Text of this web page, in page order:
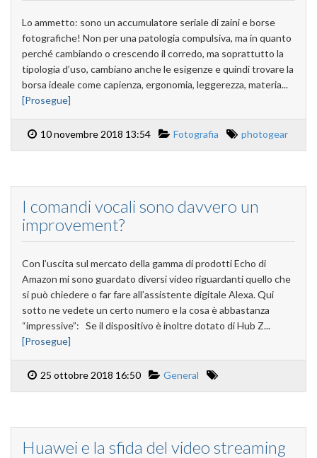
Lo ammetto: sono un accumulatore seriale di zaini e borse
fotografiche! Non per una patologia compulsiva, ma in quanto
perché cambiando o crescendo il corredo, ma soprattutto la
tipologia d’uso, cambiano anche le esigenze e quindi trovare la
borsa ideale come capienza, ergonomia, leggerezza, materia...
[Prosegue]
10 novembre 2018 13:54 Fotografia photogear
I comandi vocali sono davvero un
improvement?
Con l’uscita sul mercato della gamma di prodotti Echo di
Amazon mi sono guardato diversi video riguardanti quello che
si può chiedere o far fare all’assistente digitale Alexa. Qui
sotto ne vedete un certo numero e la cosa è abbastanza
“impressive”: Se il dispositivo è inoltre dotato di Hub Z...
[Prosegue]
25 ottobre 2018 16:50 General
Huawei e la sfida del video streaming